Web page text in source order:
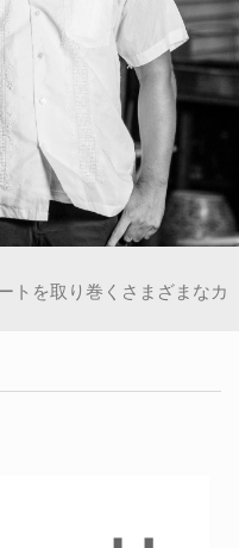
トを取り巻くさまざまなカ